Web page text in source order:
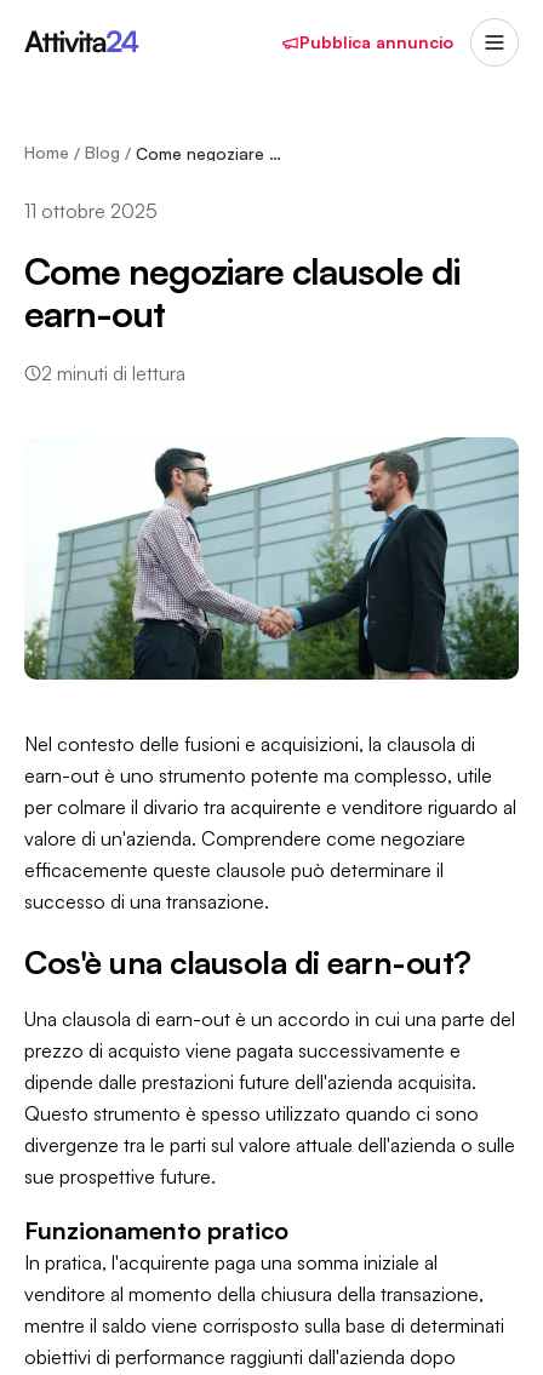
Pubblica annuncio
Home / Blog / Come negoziare clausole di earn-out
11 ottobre 2025
Come negoziare clausole di
earn-out
2 minuti di lettura
Nel contesto delle fusioni e acquisizioni, la clausola di
earn-out è uno strumento potente ma complesso, utile
per colmare il divario tra acquirente e venditore riguardo al
valore di un'azienda. Comprendere come negoziare
efficacemente queste clausole può determinare il
successo di una transazione.
Cos'è una clausola di earn-out?
Una clausola di earn-out è un accordo in cui una parte del
prezzo di acquisto viene pagata successivamente e
dipende dalle prestazioni future dell'azienda acquisita.
Questo strumento è spesso utilizzato quando ci sono
divergenze tra le parti sul valore attuale dell'azienda o sulle
sue prospettive future.
Funzionamento pratico
In pratica, l'acquirente paga una somma iniziale al
venditore al momento della chiusura della transazione,
mentre il saldo viene corrisposto sulla base di determinati
obiettivi di performance raggiunti dall'azienda dopo